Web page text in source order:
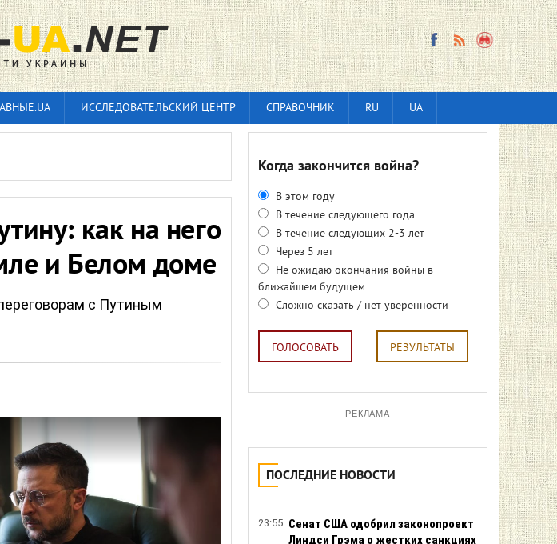
ИССЛЕДОВАТЕЛЬСКИЙ ЦЕНТР СПРАВОЧНИК RU UA
как на него
и Белом доме
с Путиным
Когда закончится война?
В этом году
В течение следующего года
В течение следующих 2-3 лет
Через 5 лет
Не ожидаю окончания войны в
ближайшем будущем
Сложно сказать / нет уверенности
ГОЛОСОВАТЬ РЕЗУЛЬТАТЫ
РЕКЛАМА
ПОСЛЕДНИЕ НОВОСТИ
23:55 Сенат США одобрил законопроект
Линдси Грэма о жестких санкциях